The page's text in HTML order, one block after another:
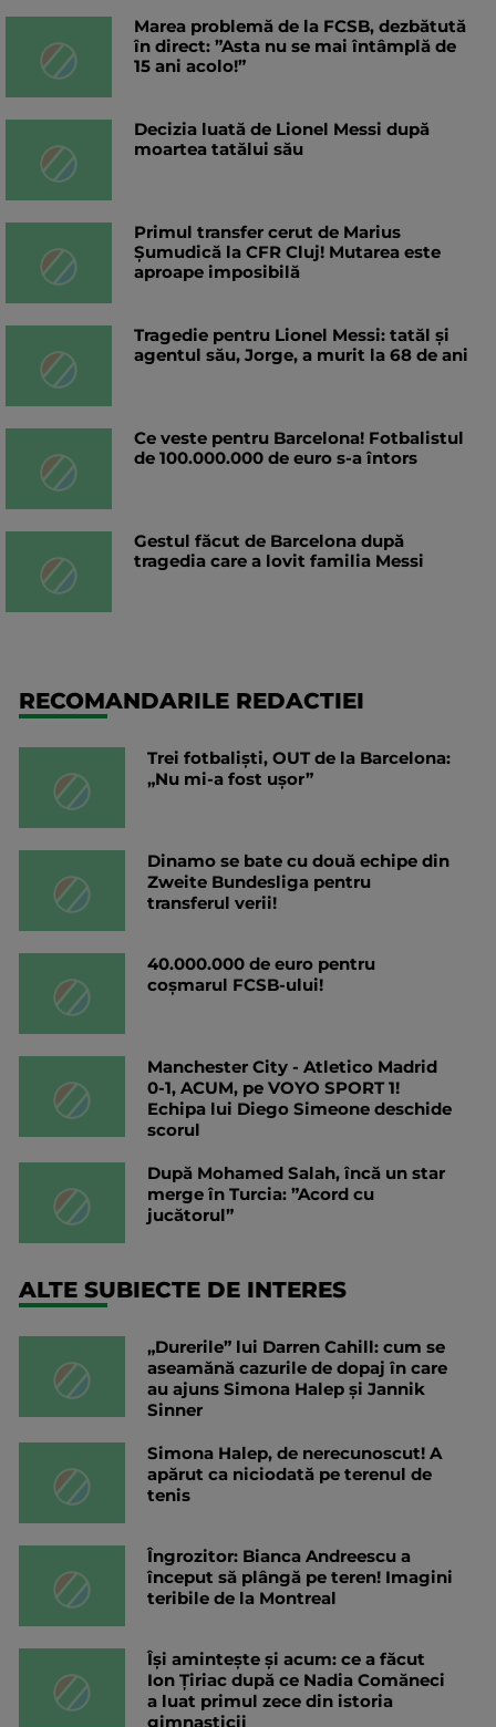
Marea problemă de la FCSB, dezbătută
în direct: ”Asta nu se mai întâmplă de
15 ani acolo!”
Decizia luată de Lionel Messi după
moartea tatălui său
Primul transfer cerut de Marius
Șumudică la CFR Cluj! Mutarea este
aproape imposibilă
Tragedie pentru Lionel Messi: tatăl și
agentul său, Jorge, a murit la 68 de ani
Ce veste pentru Barcelona! Fotbalistul
de 100.000.000 de euro s-a întors
Gestul făcut de Barcelona după
tragedia care a lovit familia Messi
RECOMANDARILE REDACTIEI
Trei fotbaliști, OUT de la Barcelona:
„Nu mi-a fost ușor”
Dinamo se bate cu două echipe din
Zweite Bundesliga pentru
transferul verii!
40.000.000 de euro pentru
coșmarul FCSB-ului!
Manchester City - Atletico Madrid
0-1, ACUM, pe VOYO SPORT 1!
Echipa lui Diego Simeone deschide
scorul
După Mohamed Salah, încă un star
merge în Turcia: ”Acord cu
jucătorul”
ALTE SUBIECTE DE INTERES
„Durerile” lui Darren Cahill: cum se
aseamănă cazurile de dopaj în care
au ajuns Simona Halep și Jannik
Sinner
Simona Halep, de nerecunoscut! A
apărut ca niciodată pe terenul de
tenis
Îngrozitor: Bianca Andreescu a
început să plângă pe teren! Imagini
teribile de la Montreal
Își amintește și acum: ce a făcut
Ion Țiriac după ce Nadia Comăneci
a luat primul zece din istoria
gimnasticii